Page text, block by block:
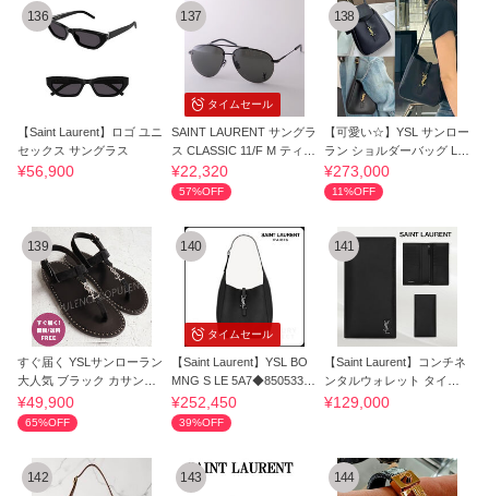
136
【Saint Laurent】ロゴ ユニ
セックス サングラス
¥56,900
タイムセール
137
SAINT LAURENT サングラ
ス CLASSIC 11/F M ティア
ドロップ型
¥22,320
57%OFF
138
【可愛い☆】YSL サンロー
ラン ショルダーバッグ LE
5 A7 ベビー
¥273,000
11%OFF
139
すぐ届く YSLサンローラン
大人気 ブラック カサンド
ラ サンダル
¥49,900
65%OFF
タイムセール
140
【Saint Laurent】YSL BO
MNG S LE 5A7◆850533A
ACQG
¥252,450
39%OFF
141
【Saint Laurent】コンチネ
ンタルウォレット タイニ
ーカサンドラ
¥129,000
142 143 144